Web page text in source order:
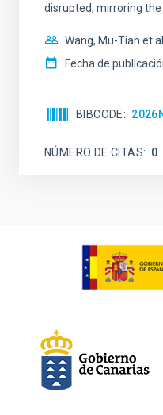
disrupted, mirroring
Wang, Mu-Tian et al.
Fecha de
BIBCODE
NÚMERO DE CITAS 0